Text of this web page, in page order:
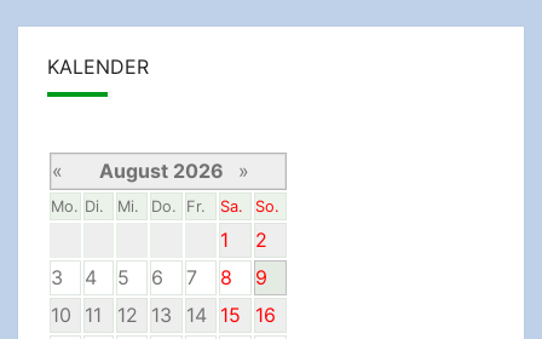
KALENDER
« August 2026 »
Mo. Di. Mi. Do. Fr. Sa. So.
1
2
3
4 5 6 7 8
9
10
11 12 13 14 15
16